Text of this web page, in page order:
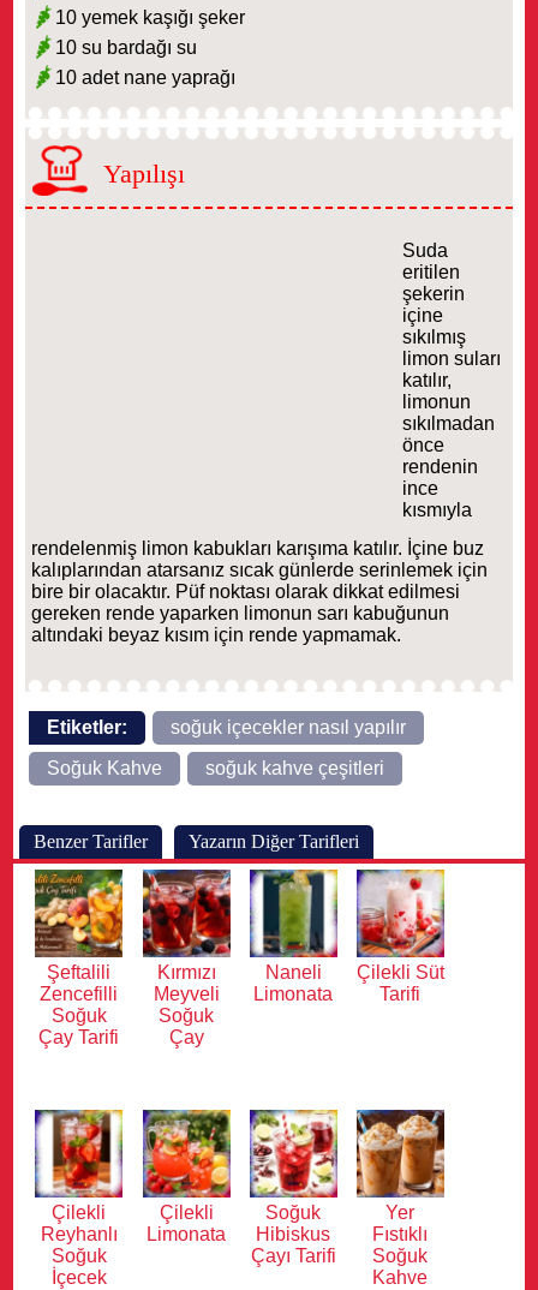
10 yemek kaşığı şeker
10 su bardağı su
10 adet nane yaprağı
Yapılışı
Suda
eritilen
şekerin
içine
sıkılmış
limon suları
katılır,
limonun
sıkılmadan
önce
rendenin
ince
kısmıyla
rendelenmiş limon kabukları karışıma katılır. İçine buz
kalıplarından atarsanız sıcak günlerde serinlemek için
bire bir olacaktır. Püf noktası olarak dikkat edilmesi
gereken rende yaparken limonun sarı kabuğunun
altındaki beyaz kısım için rende yapmamak.
Etiketler:
soğuk içecekler nasıl yapılır
Soğuk Kahve
soğuk kahve çeşitleri
Benzer Tarifler Yazarın Diğer Tarifleri
Şeftalili
Zencefilli
Soğuk
Çay Tarifi
Kırmızı
Meyveli
Soğuk
Çay
Naneli
Limonata
Çilekli Süt
Tarifi
Çilekli
Reyhanlı
Soğuk
İçecek
Çilekli
Limonata
Soğuk
Hibiskus
Çayı Tarifi
Yer
Fıstıklı
Soğuk
Kahve